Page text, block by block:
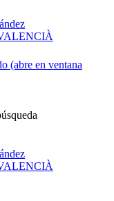
(abre en ventana